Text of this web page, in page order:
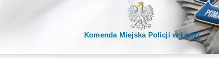
Komenda Miejska Policji w Łodzi